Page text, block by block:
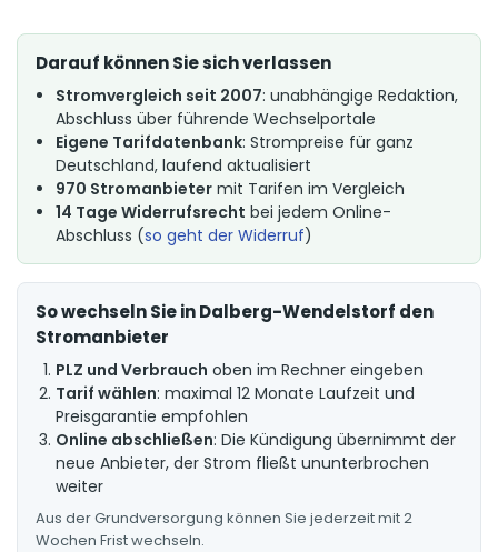
Darauf können Sie sich verlassen
Stromvergleich seit 2007: unabhängige Redaktion,
Abschluss über führende Wechselportale
Eigene Tarifdatenbank: Strompreise für ganz
Deutschland, laufend aktualisiert
970 Stromanbieter mit Tarifen im Vergleich
14 Tage Widerrufsrecht bei jedem Online-
Abschluss (so geht der Widerruf)
So wechseln Sie in Dalberg-Wendelstorf den
Stromanbieter
PLZ und Verbrauch oben im Rechner eingeben
Tarif wählen: maximal 12 Monate Laufzeit und
Preisgarantie empfohlen
Online abschließen: Die Kündigung übernimmt der
neue Anbieter, der Strom fließt ununterbrochen
weiter
Aus der Grundversorgung können Sie jederzeit mit 2
Wochen Frist wechseln.